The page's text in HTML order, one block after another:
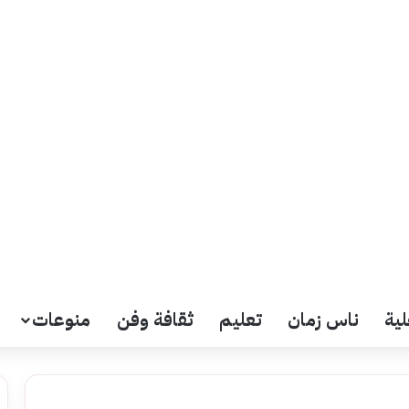
ناس زمان تعليم ثقافة وفن منوعات